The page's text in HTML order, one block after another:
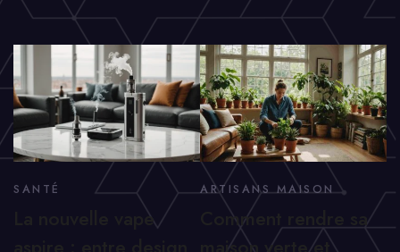
SANTÉ
La nouvelle vape
ARTISANS MAISON
Comment rendre sa